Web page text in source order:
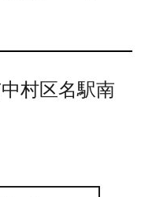
村区名駅南